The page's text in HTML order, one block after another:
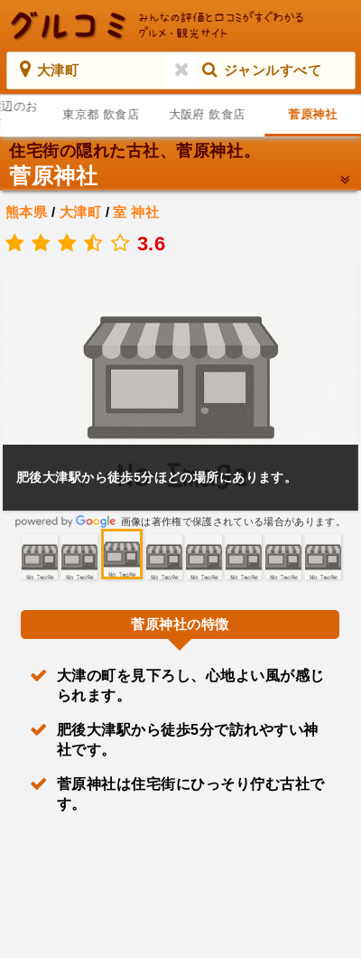
大津町 ジャンルすべて
のお
東京都 飲食店 大阪府 飲食店 菅原神社
住宅街の隠れた古社、菅原神社。
菅原神社
熊本県 / 大津町/室 神社
3.6
肥後大津駅から徒歩5分ほどの場所にあります。
画像は著作権で保護されている場合があります。
菅原神社の特徴
大津の町を見下ろし、心地よい風が感じ
られます。
肥後大津駅から徒歩5分で訪れやすい神
社です。
菅原神社は住宅街にひっそり佇む古社で
す。